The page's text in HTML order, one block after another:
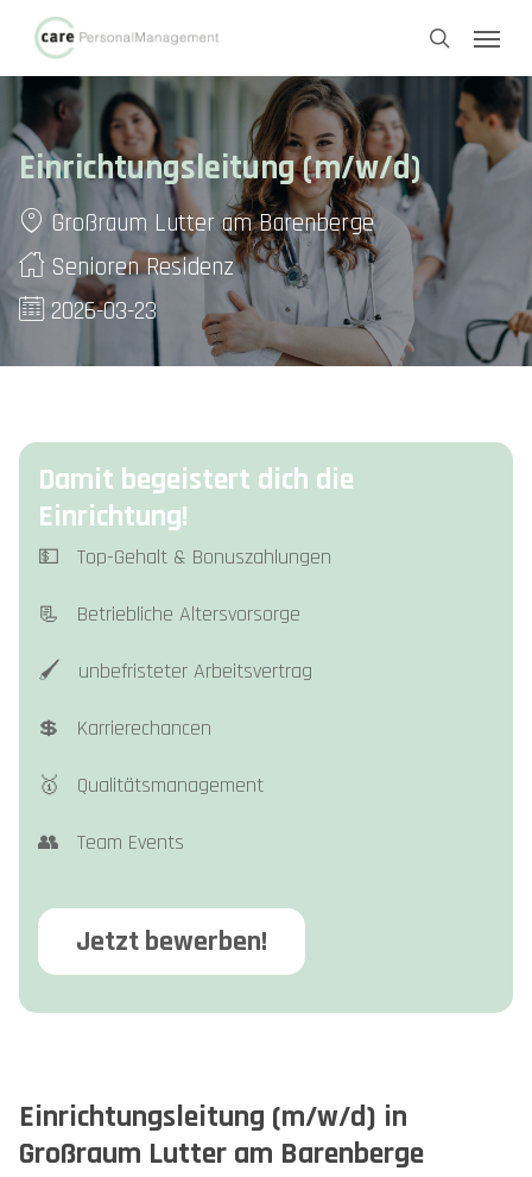
main
content
search
Menu
Einrichtungsleitung (m/w/d)
Großraum Lutter am Barenberge
Senioren Residenz
2026-03-23
Damit begeistert dich die
Einrichtung!
💵 Top-Gehalt & Bonuszahlungen
📃 Betriebliche Altersvorsorge
🖌️ unbefristeter Arbeitsvertrag
💲 Karrierechancen
🥇 Qualitätsmanagement
👥 Team Events
Jetzt bewerben!
Einrichtungsleitung (m/w/d) in
Großraum Lutter am Barenberge